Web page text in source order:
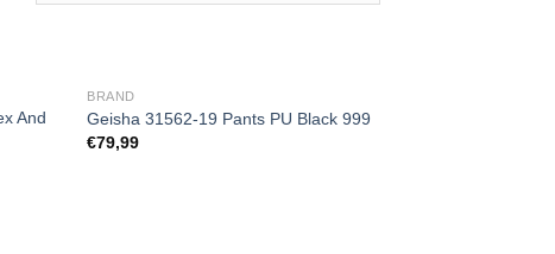
And
BRAND
Geisha 31562-19 Pants PU Black 999
€79,99